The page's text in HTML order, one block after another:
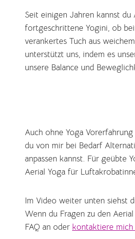
Seit einigen Jahren kannst
fortgeschrittene Yogini, ob
verankertes Tuch aus
unterstützt uns, indem es
unsere Balance und
Auch ohne Yoga
du von mir bei Bedarf
anpassen kannst. Für geübte
Aerial Yoga für
Im Video weiter unten siehst
Wenn du Fragen zu den
FAQ an oder kontaktiere